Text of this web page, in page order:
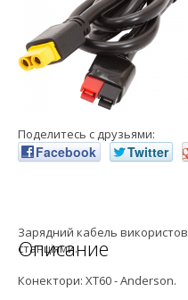
Поделитесь с друзьями:
Facebook Twitter
Описание
Зарядний кабель
станціями.
Конектори: XT60 - Anderson.